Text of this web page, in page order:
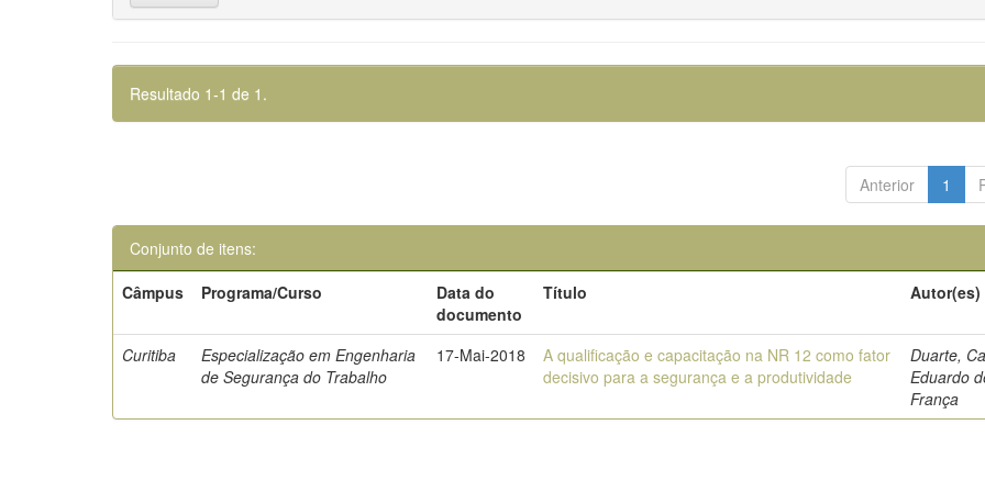
Resultado 1-1 de 1.
Anterior 1
Conjunto de itens:
Câmpus
Programa/Curso
Data do
documento
Título Autor(es)
Curitiba
Especialização em Engenharia
de Segurança do Trabalho
17-Mai-2018
A qualificação e capacitação na NR 12 como fator
decisivo para a segurança e a produtividade
Duarte,
Eduardo
França